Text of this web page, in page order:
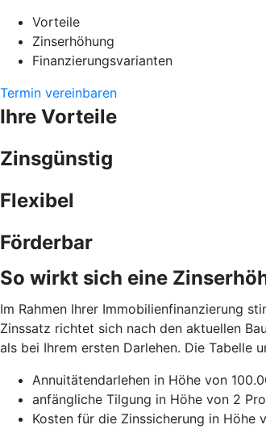
Vorteile
Zinserhöhung
Finanzierungsvarianten
Termin vereinbaren
Ihre Vorteile
Zinsgünstig
Flexibel
Förderbar
So wirkt sich eine
Im Rahmen Ihrer Immobilienfinanzierung
Zinssatz richtet sich nach den aktuellen
als bei Ihrem ersten Darlehen. Die Tabelle
Annuitätendarlehen in Höhe von
anfängliche Tilgung in Höhe von 2
Kosten für die Zinssicherung in